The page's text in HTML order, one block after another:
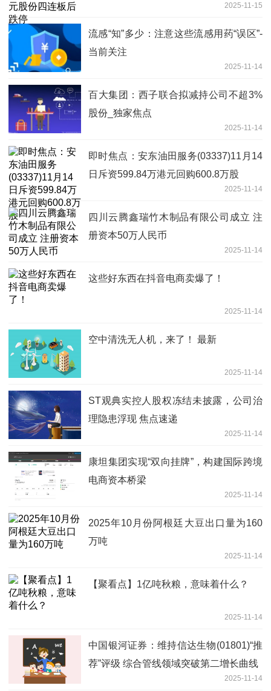
2025-11-15
流感“知”多少：注意这些流感用药“误区”-
当前关注
2025-11-14
百大集团：西子联合拟减持公司不超3%
股份_独家焦点
2025-11-14
即时焦点：安东油田服务(03337)11月14
日斥资599.84万港元回购600.8万股
2025-11-14
四川云腾鑫瑞竹木制品有限公司成立 注
册资本50万人民币
2025-11-14
这些好东西在抖音电商卖爆了！
2025-11-14
空中清洗无人机，来了！ 最新
2025-11-14
ST观典实控人股权冻结未披露，公司治
理隐患浮现 焦点速递
2025-11-14
康坦集团实现“双向挂牌”，构建国际跨境
电商资本桥梁
2025-11-14
2025年10月份阿根廷大豆出口量为160
万吨
2025-11-14
【聚看点】1亿吨秋粮，意味着什么？
2025-11-14
中国银河证券：维持信达生物(01801)“推
荐”评级 综合管线领域突破第二增长曲线
2025-11-14